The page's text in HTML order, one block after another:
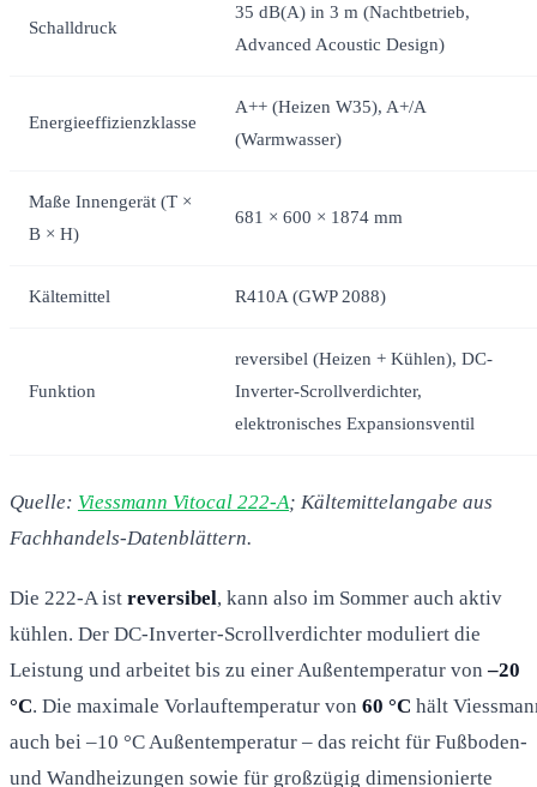
Schalldruck
35 dB(A) in 3 m (Nachtbetrieb,
Advanced Acoustic Design)
Energieeffizienzklasse
A++ (Heizen W35), A+/A
(Warmwasser)
Maße Innengerät (T ×
B × H)
681 × 600 × 1874 mm
Kältemittel R410A (GWP 2088)
Funktion
reversibel (Heizen + Kühlen), DC-
Inverter-Scrollverdichter,
elektronisches Expansionsventil
Quelle: Viessmann Vitocal 222-A; Kältemittelangabe aus
Fachhandels-Datenblättern.
Die 222-A ist reversibel, kann also im Sommer auch aktiv
kühlen. Der DC-Inverter-Scrollverdichter moduliert die
Leistung und arbeitet bis zu einer Außentemperatur von–20
°C. Die maximale Vorlauftemperatur von 60 °C hält
auch bei –10 °C Außentemperatur – das reicht für Fußboden-
und Wandheizungen sowie für großzügig dimensionierte